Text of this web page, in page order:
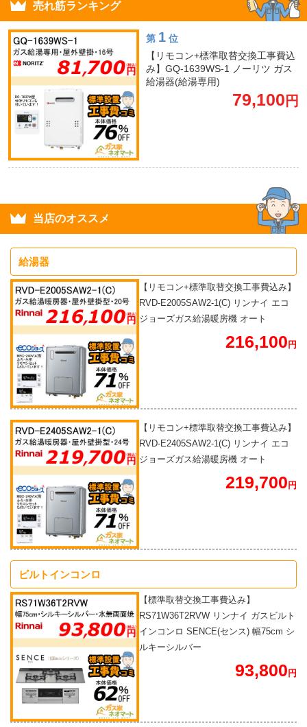
売れ筋ランキング
第 1位
【リモコン+標準取替交換工事費込
み】GQ-1639WS-1 ノーリツ ガス
給湯器(給湯専用)
79,100 円
当店のオススメ
給湯器
【リモコン+標準取替交換工事費込み】
RVD-E2005SAW2-1(C) リンナイ エコ
ジョーズガス給湯暖房機 オート
216,100 円
【リモコン+標準取替交換工事費込み】
RVD-E2405SAW2-1(C) リンナイ エコ
ジョーズガス給湯暖房機 オート
219,700 円
ビルトインコンロ
【標準取替交換工事費込み】
RS71W36T2RVW リンナイ ガスビルト
インコンロ SENCE(センス) 幅75cm シ
ルキーシルバー
93,800 円